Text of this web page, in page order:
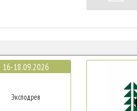
16-18.09.2026
Эксподрев